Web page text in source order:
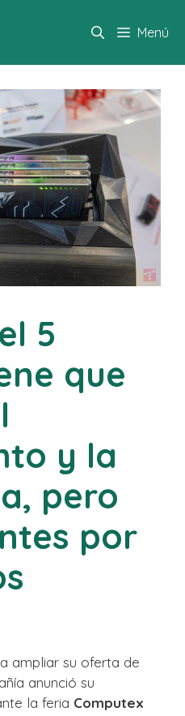
Menú
5
que
y la
pero
por
ampliar su oferta de
anunció su
la feria Computex